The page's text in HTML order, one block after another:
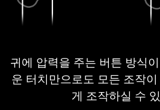
귀에 압력을 주는 버튼 방식
운 터치만으로도 모든 조작이
게 조작하실 수